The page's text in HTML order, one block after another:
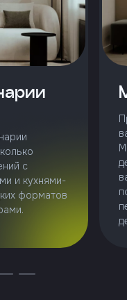
с
и кухнями-
форматов